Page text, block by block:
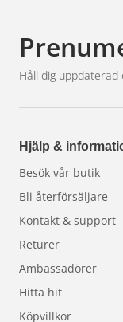
Det gula
försämras.
Design
Den mörka
valbart
Byggd
W9 RAD5
regn och
Håll dig
Hjälp &
Besök vår butik
Bli återförsäljare
Kontakt & support
Returer
Ambassadörer
Hitta hit
Köpvillkor